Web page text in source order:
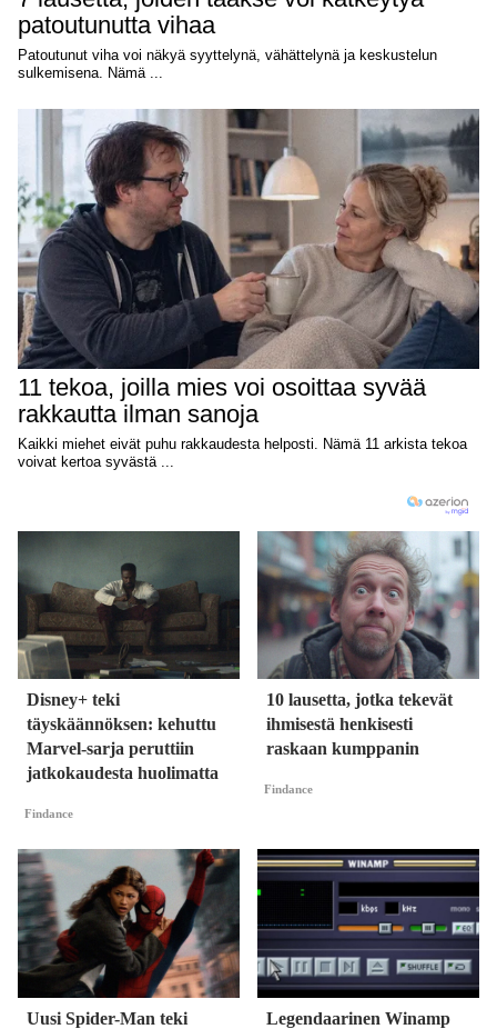
Disney+ teki
täyskäännöksen: kehuttu
Marvel-sarja peruttiin
jatkokaudesta huolimatta
Findance
10 lausetta, jotka tekevät
ihmisestä henkisesti
raskaan kumppanin
Findance
Uusi Spider-Man teki
Legendaarinen Winamp